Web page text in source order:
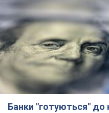
Банки "готуються" до